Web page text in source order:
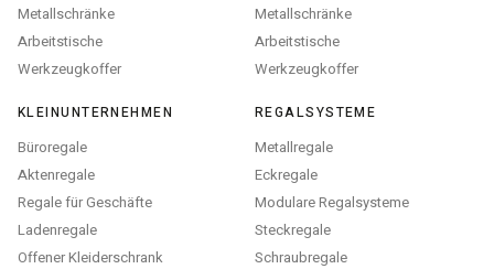
Metallschränke
Arbeitstische
Werkzeugkoffer
Metallschränke
Arbeitstische
Werkzeugkoffer
KLEINUNTERNEHMEN
Büroregale
Aktenregale
Regale für Geschäfte
Ladenregale
Offener Kleiderschrank
REGALSYSTEME
Metallregale
Eckregale
Modulare Regalsysteme
Steckregale
Schraubregale